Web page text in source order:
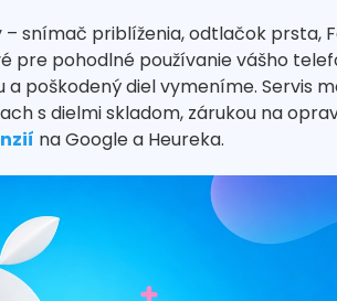
snímač priblíženia, odtlačok prsta,
pre pohodlné používanie vášho
poškodený diel vymeníme. Servis
s dielmi skladom, zárukou na
na Google a Heureka.